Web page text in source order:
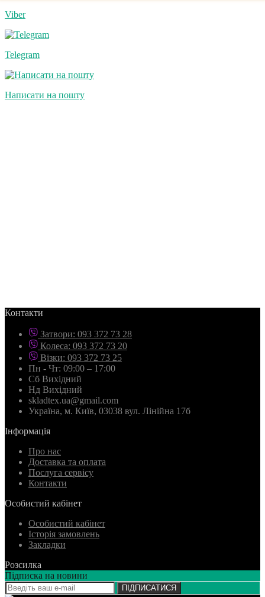
Viber
Telegram
Написати на пошту
Контакти
Затвори: 093 372 73 28
Колеса: 093 372 73 20
Візки: 093 372 73 25
Пн - Чт: 09:00 – 17:00
Сб Вихідний
Нд Вихідний
skladtex.ua@gmail.com
Українa, м. Київ, 03038 вул. Лінійна 17б
Інформація
Про нас
Доставка та оплата
Послуга сервісу
Контакти
Особистий кабінет
Особистий кабінет
Історія замовлень
Закладки
Розсилка
Підписка на новини
ПІДПИСАТИСЯ